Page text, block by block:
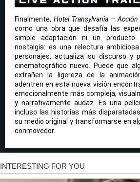
Finalmente, Hotel Transylvania – Acción
como una obra que desafía las
simple adaptación ni un producto
nostalgia: es una relectura
personajes, actualiza su discurso y
cinematográfico nuevo. Puede que
extrañen la ligereza de la
adentren en esta nueva visión
emocionalmente más compleja,
y narrativamente audaz. Es una
incluso las historias más
su medio original y transformarse en
conmovedor.